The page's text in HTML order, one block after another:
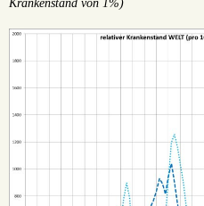
Krankenstand von 1%)